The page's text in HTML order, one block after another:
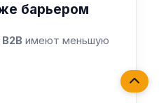
барьером
имеют меньшую